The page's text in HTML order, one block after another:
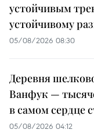
устойчивым
устойчивому
05/08/2026 08:30
Деревня
Ванфук —
в самом сердце
05/08/2026 04:12